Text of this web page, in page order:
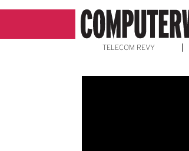
TELECOM REVY